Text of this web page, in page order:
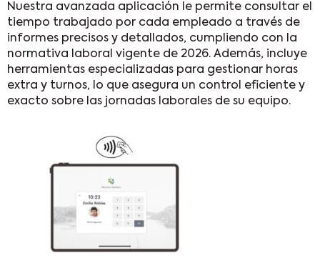
Nuestra avanzada aplicación le permite consultar el
tiempo trabajado por cada empleado a través de
informes precisos y detallados, cumpliendo con la
normativa laboral vigente de 2026. Además, incluye
herramientas especializadas para gestionar horas
extra y turnos, lo que asegura un control eficiente y
exacto sobre las jornadas laborales de su equipo.